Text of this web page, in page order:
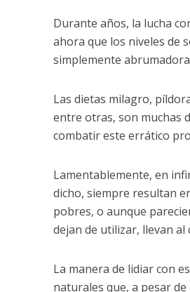
Durante años, la lucha
ahora que los niveles de
simplemente
Las dietas milagro,
entre otras, son muchas
combatir este errático
Lamentablemente, en
dicho, siempre resultan
pobres, o aunque
dejan de utilizar, llevan
La manera de lidiar con
naturales que, a pesar